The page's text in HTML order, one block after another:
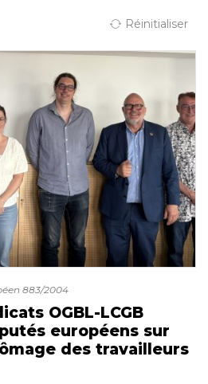
Réinitialiser
883/2004
OGBL-LCGB
européens sur
des travailleurs